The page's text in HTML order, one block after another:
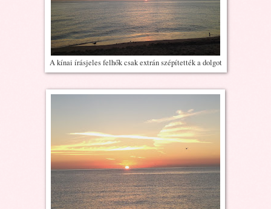
A kínai írásjeles felhők csak extrán szépítették a dolgot